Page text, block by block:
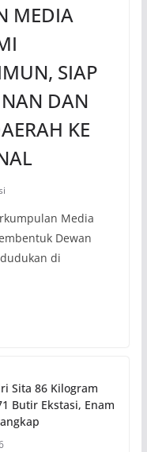
MEDIA
SIAP
DAN
KE
Media
Dewan
di
Sita 86 Kilogram
Butir Ekstasi, Enam